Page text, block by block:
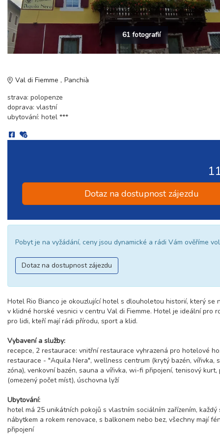
61 fotografií
Val di Fiemme
Panchià
strava: polopenze
doprava: vlastní
ubytování: hotel ***
Dotaz na dostupnost zájezdu
Pobyt je na vyžádání, ceny jsou dynamické a rádi Vám ověříme
Dotaz na dostupnost zájezdu
Hotel Rio Bianco je okouzlující hotel s dlouholetou historií, který se
v klidné horské vesnici v centru Val di Fiemme. Hotel je ideální pro
pro lidi, kteří mají rádi přírodu, sport a klid.
Vybavení a služby:
recepce, 2 restaurace: vnitřní restaurace vyhrazená pro hotelové
restaurace - "Aquila Nera", wellness centrum (krytý bazén, vířivka,
zóna), venkovní bazén, sauna a vířivka, wi-fi připojení, tenisový kurt,
(omezený počet míst), úschovna lyží
Ubytování:
hotel má 25 unikátních pokojů s vlastním sociálním zařízením,
nábytkem a rokem renovace, s balkonem nebo bez, všechny mají
připojení